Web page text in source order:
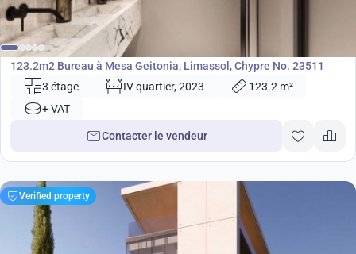
€698 000
Bureau
123.2m2 Bureau à Mesa Geitonia, Limassol, Chypre No. 23511
3 étage
IV quartier, 2023
123.2 m²
+ VAT
Contacter le vendeur
Verified property